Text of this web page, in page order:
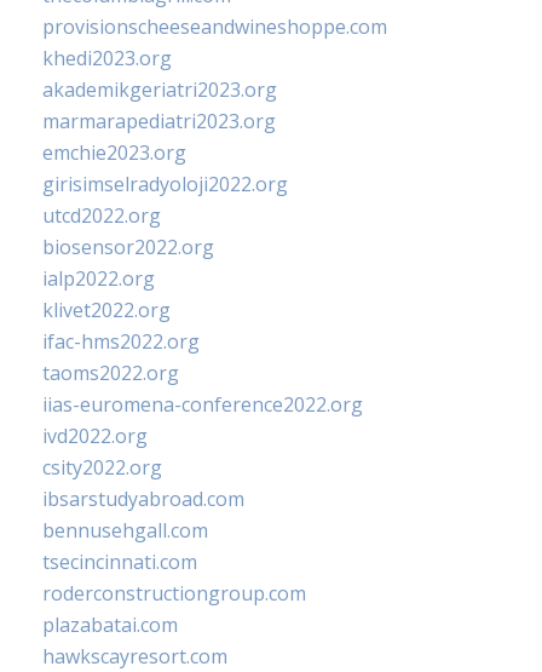
provisionscheeseandwineshoppe.com
khedi2023.org
akademikgeriatri2023.org
marmarapediatri2023.org
emchie2023.org
girisimselradyoloji2022.org
utcd2022.org
biosensor2022.org
ialp2022.org
klivet2022.org
ifac-hms2022.org
taoms2022.org
iias-euromena-conference2022.org
ivd2022.org
csity2022.org
ibsarstudyabroad.com
bennusehgall.com
tsecincinnati.com
roderconstructiongroup.com
plazabatai.com
hawkscayresort.com